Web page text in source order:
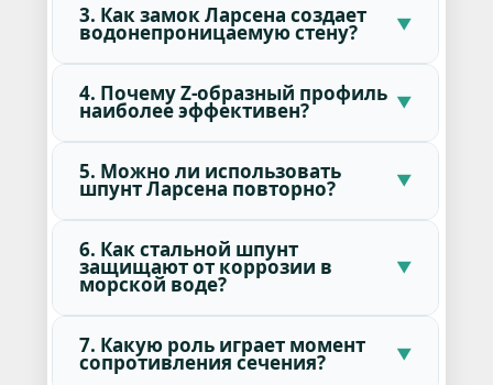
3. Как замок Ларсена создает
водонепроницаемую стену?
4. Почему Z-образный профиль
наиболее эффективен?
5. Можно ли использовать
шпунт Ларсена повторно?
6. Как стальной шпунт
защищают от коррозии в
морской воде?
7. Какую роль играет момент
сопротивления сечения?